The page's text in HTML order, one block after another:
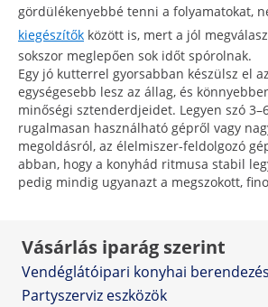
gördülékenyebbé tenni a folyamatokat,
kiegészítők között is, mert a jól
sokszor meglepően sok időt spórolnak.
Egy jó kutterrel gyorsabban készülsz el
egységesebb lesz az állag, és
minőségi sztenderdjeidet. Legyen szó
rugalmasan használható gépről vagy
megoldásról, az élelmiszer-feldolgozó
abban, hogy a konyhád ritmusa stabil
pedig mindig ugyanazt a megszokott,
Vásárlás iparág szerint
Vendéglátóipari konyhai
Partyszerviz eszközök